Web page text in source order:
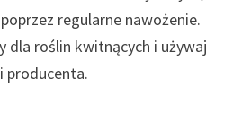
regularne nawożenie.
dla roślin kwitnących i używaj
producenta.